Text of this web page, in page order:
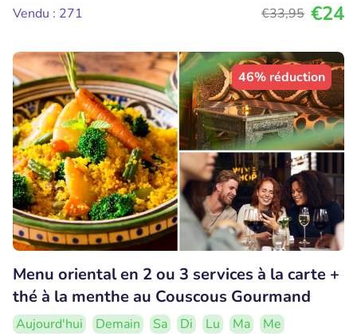
Vendu : 271
€33,95 €24
46% réduction
Menu oriental en 2 ou 3 services à la carte +
thé à la menthe au Couscous Gourmand
Aujourd'hui Demain Sa Di Lu Ma
Me